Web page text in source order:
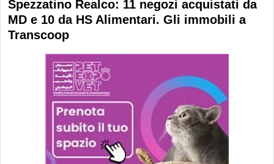
Spezzatino Realco: 11 negozi acquistati da
MD e 10 da HS Alimentari. Gli immobili a
Transcoop